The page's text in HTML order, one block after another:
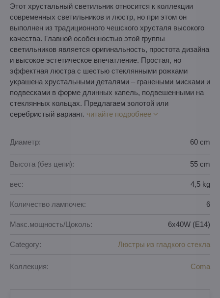
Этот хрустальный светильник относится к коллекции
современных светильников и люстр, но при этом он
выполнен из традиционного чешского хрусталя высокого
качества. Главной особенностью этой группы
светильников является оригинальность, простота дизайна
и высокое эстетическое впечатление. Простая, но
эффектная люстра с шестью стеклянными рожками
украшена хрустальными деталями – гранеными мисками и
подвесками в форме длинных капель, подвешенными на
стеклянных кольцах. Предлагаем золотой или
серебристый вариант. читайте подробнее
Диаметр: 60 cm
Высота (без цепи): 55 cm
вес: 4,5 kg
Количество лампочек: 6
Макс.мощность/Цоколь: 6x40W (E14)
Category: Люстры из гладкого стекла
Коллекция: Coma